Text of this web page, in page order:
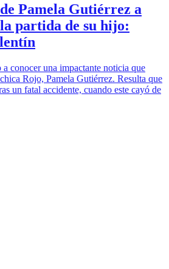
Pamela Gutiérrez a
la partida de su hijo:
a conocer una impactante noticia que
Rojo, Pamela Gutiérrez. Resulta que
un fatal accidente, cuando este cayó de